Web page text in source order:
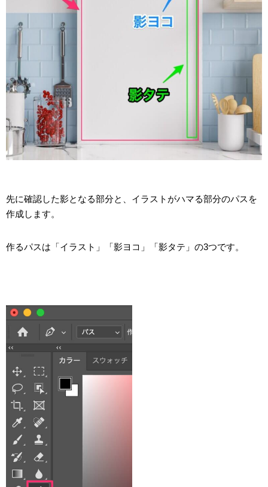
先に確認した影となる部分と、イラストがハマる部分のパスを
作成します。
作るパスは「イラスト」「影ヨコ」「影タテ」の3つです。